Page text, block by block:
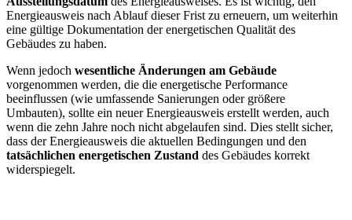
Energieausweis nach Ablauf dieser Frist zu erneuern, um weiterhin
eine gültige Dokumentation der energetischen Qualität des
Gebäudes zu haben.
Wenn jedoch wesentliche Änderungen am Gebäude
vorgenommen werden, die die energetische Performance
beeinflussen (wie umfassende Sanierungen oder größere
Umbauten), sollte ein neuer Energieausweis erstellt werden, auch
wenn die zehn Jahre noch nicht abgelaufen sind. Dies stellt sicher,
dass der Energieausweis die aktuellen Bedingungen und den
tatsächlichen energetischen Zustand des Gebäudes korrekt
widerspiegelt.